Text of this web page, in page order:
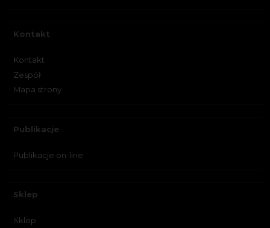
Kontakt
Kontakt
Zespół
Mapa strony
Publikacje
Publikacje on-line
Sklep
Sklep